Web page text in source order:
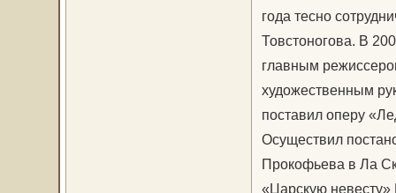
года тесно
Товстоногова. В
главным
художественным
поставил оперу
Осуществил
Прокофьева в Ла
«Царскую